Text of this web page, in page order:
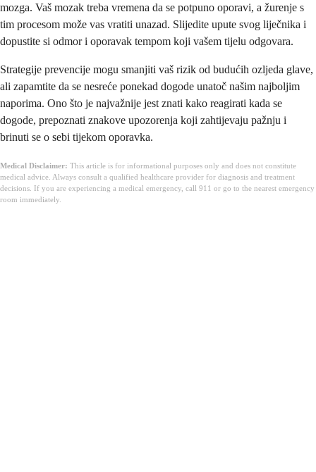
mozga. Vaš mozak treba vremena da se potpuno oporavi, a žurenje s
tim procesom može vas vratiti unazad. Slijedite upute svog liječnika i
dopustite si odmor i oporavak tempom koji vašem tijelu odgovara.
Strategije prevencije mogu smanjiti vaš rizik od budućih ozljeda glave,
ali zapamtite da se nesreće ponekad dogode unatoč našim najboljim
naporima. Ono što je najvažnije jest znati kako reagirati kada se
dogode, prepoznati znakove upozorenja koji zahtijevaju pažnju i
brinuti se o sebi tijekom oporavka.
Medical Disclaimer: This article is for informational purposes only and does not constitute
medical advice. Always consult a qualified healthcare provider for diagnosis and treatment
decisions. If you are experiencing a medical emergency, call 911 or go to the nearest emergency
room immediately.